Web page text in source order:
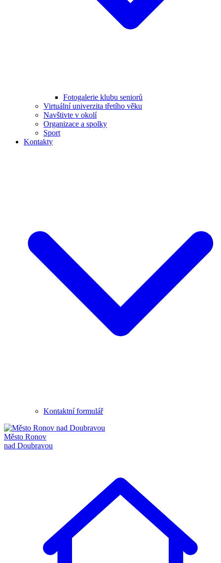
Fotogalerie klubu seniorů
Virtuální univerzita třetího věku
Navštivte v okolí
Organizace a spolky
Sport
Kontakty
Kontaktní formulář
Město Ronov
nad Doubravou